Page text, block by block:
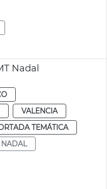
Nadal
VALENCIA
TEMÁTICA
NADAL